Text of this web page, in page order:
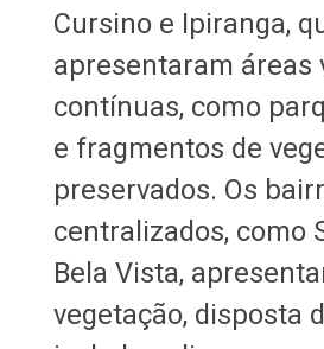
Cursino e Ipiranga,
apresentaram áreas
contínuas, como
e fragmentos de
preservados. Os
centralizados, como
Bela Vista,
vegetação, disposta